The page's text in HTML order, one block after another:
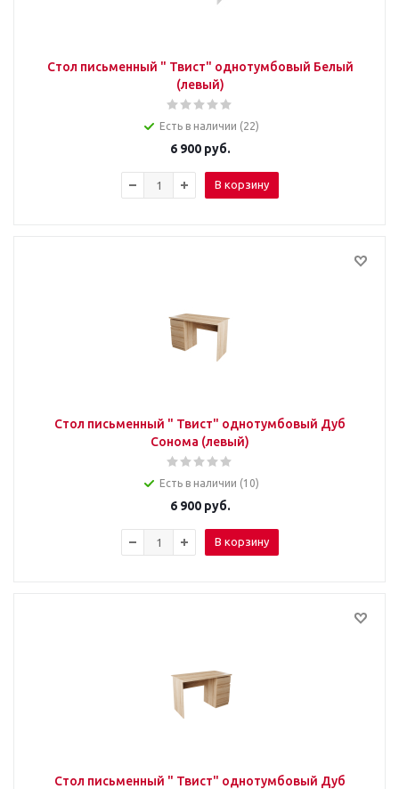
Стол письменный " Твист" однотумбовый Белый
(левый)
Есть в наличии (22)
6 900руб.
В корзину
Стол письменный " Твист" однотумбовый Дуб
Сонома (левый)
Есть в наличии (10)
6 900руб.
В корзину
Стол письменный " Твист" однотумбовый Дуб